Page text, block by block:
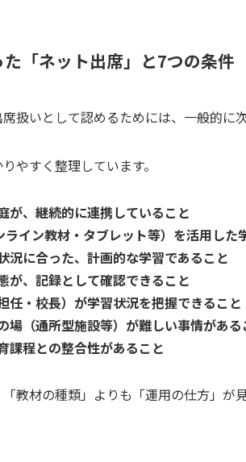
「ネット出席」と7つの条件
扱いとして認めるためには、一般的に
やすく整理しています。
が、継続的に連携していること
ライン教材・タブレット等）を活用した
況に合った、計画的な学習であること
が、記録として確認できること
任・校長）が学習状況を把握できること
場（通所型施設等）が難しい事情がある
課程との整合性があること
教材の種類」よりも「運用の仕方」が